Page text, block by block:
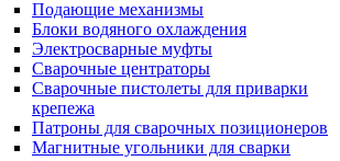
Подающие механизмы
Блоки водяного охлаждения
Электросварные муфты
Сварочные центраторы
Сварочные пистолеты для приварки
крепежа
Патроны для сварочных позиционеров
Магнитные угольники для сварки